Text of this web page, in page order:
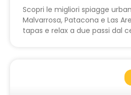
Scopri le migliori spiagge
Malvarrosa, Patacona e Las
tapas e relax a due passi dal